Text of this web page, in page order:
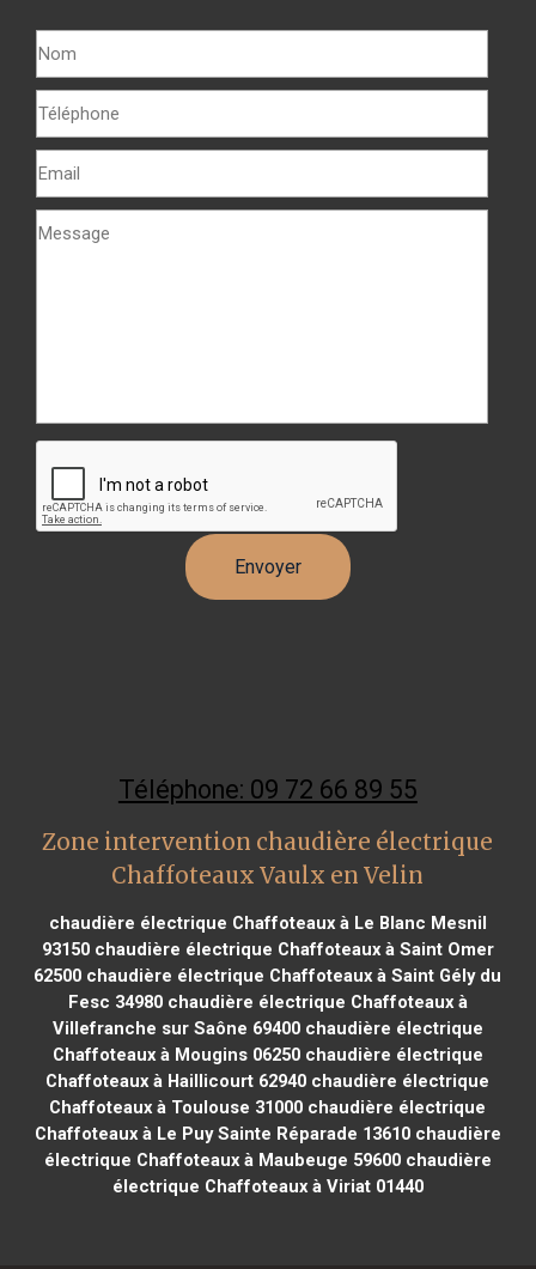
Téléphone: 09 72 66 89 55
Zone intervention chaudière électrique
Chaffoteaux Vaulx en Velin
chaudière électrique Chaffoteaux à Le Blanc Mesnil
93150chaudière électrique Chaffoteaux à Saint Omer
62500 chaudière électrique Chaffoteaux à Saint Gély du
Fesc 34980chaudière électrique Chaffoteaux à
Villefranche sur Saône 69400chaudière électrique
Chaffoteaux à Mougins 06250chaudière électrique
Chaffoteaux à Haillicourt 62940 chaudière électrique
Chaffoteaux à Toulouse 31000 chaudière électrique
Chaffoteaux à Le Puy Sainte Réparade 13610chaudière
électrique Chaffoteaux à Maubeuge 59600chaudière
électrique Chaffoteaux à Viriat 01440